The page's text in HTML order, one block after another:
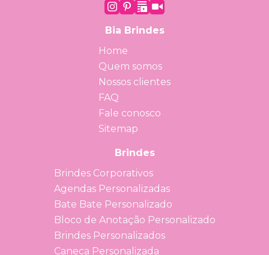
Bia Brindes
Home
Quem somos
Nossos clientes
FAQ
Fale conosco
Sitemap
Brindes
Brindes Corporativos
Agendas Personalizadas
Bate Bate Personalizado
Bloco de Anotação Personalizado
Brindes Personalizados
Caneca Personalizada